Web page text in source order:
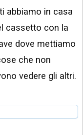
abbiamo in casa
cassetto con la
dove mettiamo
che non
vedere gli altri.